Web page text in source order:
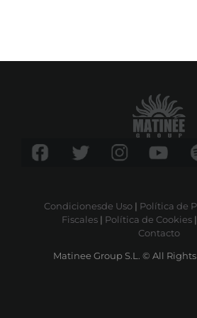
Condicionesde Uso| Política de
Fiscales| Política de Cookies|
Contacto
Matinee Group S.L. © All